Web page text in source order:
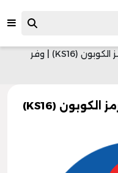
كود خصم كارفور 10 ريال | رمز الكوبون (KS16) | وفر
كود خصم كارفور 10 ريال | رمز الكوبون (KS16)